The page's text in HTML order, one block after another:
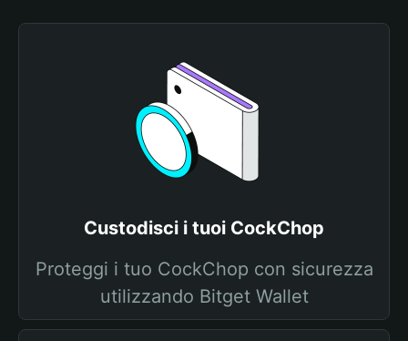
Custodisci i tuoi CockChop
Proteggi i tuo CockChop con sicurezza
utilizzando Bitget Wallet